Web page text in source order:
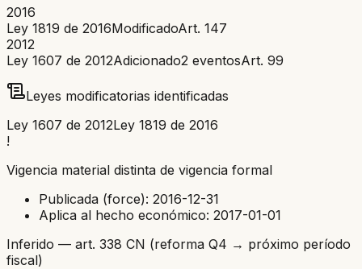
2016
Ley 1819 de 2016ModificadoArt. 147
2012
Ley 1607 de 2012Adicionado2 eventosArt. 99
Leyes modificatorias identificadas
Ley 1607 de 2012Ley 1819 de 2016
!
Vigencia material distinta de vigencia formal
Publicada (force): 2016-12-31
Aplica al hecho económico: 2017-01-01
Inferido — art. 338 CN (reforma Q4 → próximo período
fiscal)